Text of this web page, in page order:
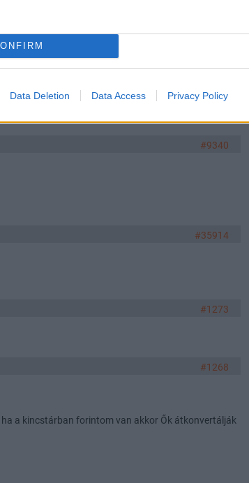
Data Deletion Data Access Privacy Policy
#9340
#35914
#1273
#1268
a kincstárban forintom van akkor Ők átkonvertálják